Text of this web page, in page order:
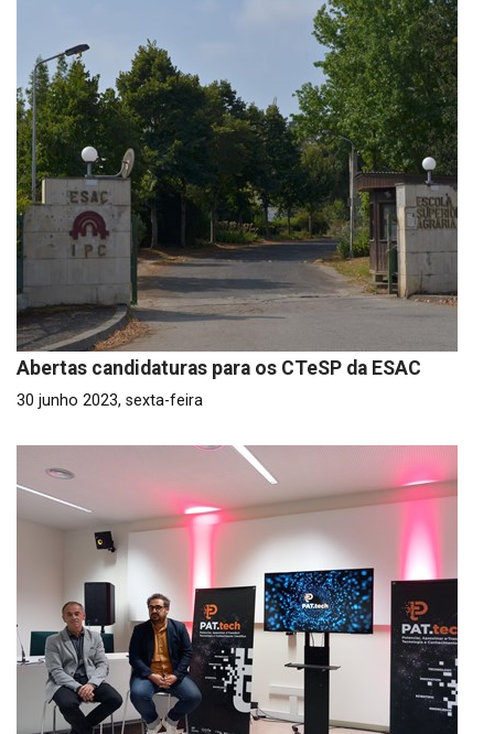
Abertas candidaturas para os CTeSP da ESAC
30 junho 2023, sexta-feira